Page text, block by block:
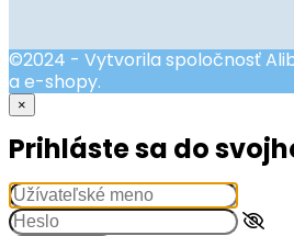
©2024 - Vytvorila spoločnosť
a e-shopy.
×
Prihláste sa do